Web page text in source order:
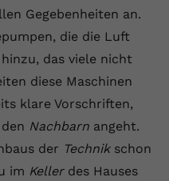
Gegebenheiten an.
die die Luft
das viele nicht
diese Maschinen
klare Vorschriften,
Nachbarn angeht.
der Technikschon
im Kellerdes Hauses
gesetzte Cookie
eindeutige ID, um
der Nutzer